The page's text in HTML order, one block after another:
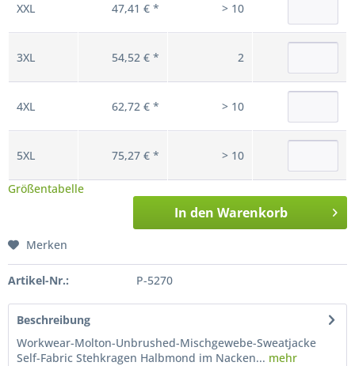
XXL 47,41 € * > 10
3XL 54,52 € * 2
4XL 62,72 € * > 10
5XL 75,27 € * > 10
Größentabelle
In den Warenkorb
Merken
Artikel-Nr.: P-5270
Beschreibung
Workwear-Molton-Unbrushed-Mischgewebe-Sweatjacke
Self-Fabric Stehkragen Halbmond im Nacken... mehr